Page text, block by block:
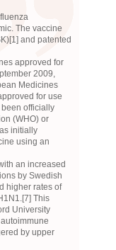
The vaccine
and patented
approved for
2009,
Medicines
for use
officially
(WHO) or
initially
using an
an increased
by Swedish
higher rates of
This
University
by upper